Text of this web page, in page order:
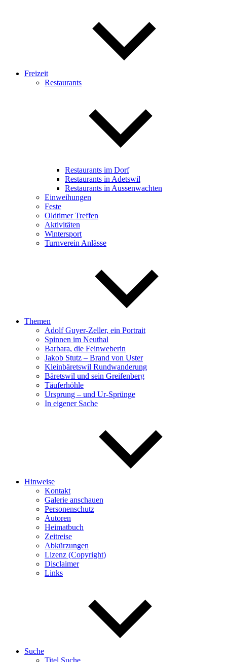
Freizeit
Restaurants
Restaurants im Dorf
Restaurants in Adetswil
Restaurants in Aussenwachten
Einweihungen
Feste
Oldtimer Treffen
Aktivitäten
Wintersport
Turnverein Anlässe
Themen
Adolf Guyer-Zeller, ein Portrait
Spinnen im Neuthal
Barbara, die Feinweberin
Jakob Stutz – Brand von Uster
Kleinbäretswil Rundwanderung
Bäretswil und sein Greifenberg
Täuferhöhle
Ursprung – und Ur-Sprünge
In eigener Sache
Hinweise
Kontakt
Galerie anschauen
Personenschutz
Autoren
Heimatbuch
Zeitreise
Abkürzungen
Lizenz (Copyright)
Disclaimer
Links
Suche
Titel Suche